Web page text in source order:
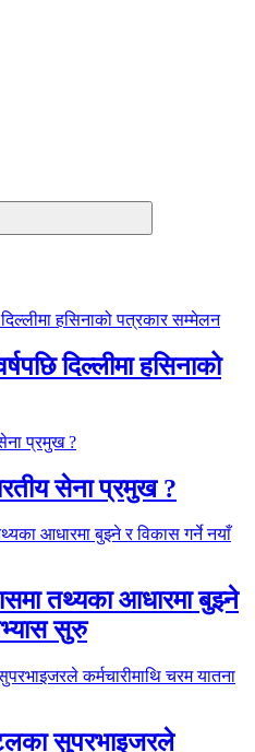
दिल्लीमा हसिनाको
सेना प्रमुख ?
तथ्यका आधारमा बुझ्ने
सुरु
सुपरभाइजरले